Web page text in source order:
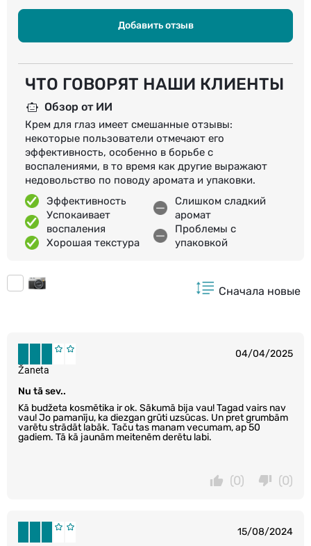
Добавить отзыв
ЧТО ГОВОРЯТ НАШИ КЛИЕНТЫ
Обзор от ИИ
Крем для глаз имеет смешанные отзывы:
некоторые пользователи отмечают его
эффективность, особенно в борьбе с
воспалениями, в то время как другие выражают
недовольство по поводу аромата и упаковки.
Эффективность
Успокаивает
воспаления
Хорошая текстура
Слишком сладкий
аромат
Проблемы с
упаковкой
Сначала новые
04/04/2025
Nu tā sev..
Kā budžeta kosmētika ir ok. Sākumā bija vau! Tagad vairs nav
vau! Jo pamanīju, ka diezgan grūti uzsūcas. Un pret grumbām
varētu strādāt labāk. Taču tas manam vecumam, ap 50
gadiem. Tā kā jaunām meitenēm derētu labi.
Žaneta
(0)
(0)
15/08/2024